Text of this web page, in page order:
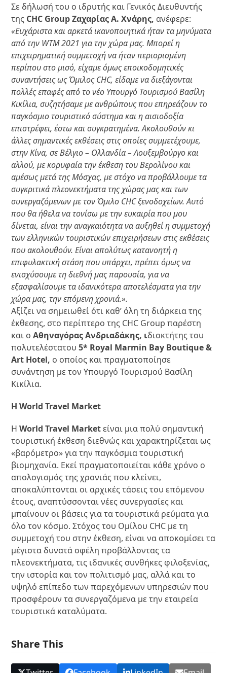
Σε δήλωσή του ο ιδρυτής και Γενικός Διευθυντής
της CHC Group Ζαχαρίας Α. Χνάρης, ανέφερε:
«Ευχάριστα και αρκετά ικανοποιητικά ήταν τα μηνύματα
από την WTM 2021 για την χώρα μας. Μπορεί η
επιχειρηματική συμμετοχή να ήταν περιορισμένη
περίπου στο μισό, είχαμε όμως εποικοδομητικές
συναντήσεις ως Όμιλος CHC, είδαμε να διεξάγονται
πολλές επαφές από το νέο Υπουργό Τουρισμού Βασίλη
Κικίλια, συζητήσαμε με ανθρώπους που επηρεάζουν το
παγκόσμιο τουριστικό σύστημα και η αισιοδοξία
επιστρέφει, έστω και συγκρατημένα. Ακολουθούν κι
άλλες σημαντικές εκθέσεις στις οποίες συμμετέχουμε,
στην Κίνα, σε Βέλγιο – Ολλανδία – Λουξεμβούργο και
αλλού, με κορυφαία την έκθεση του Βερολίνου και
αμέσως μετά της Μόσχας, με στόχο να προβάλλουμε τα
συγκριτικά πλεονεκτήματα της χώρας μας και των
συνεργαζόμενων με τον Όμιλο CHC ξενοδοχείων. Αυτό
που θα ήθελα να τονίσω με την ευκαιρία που μου
δίνεται, είναι την αναγκαιότητα να αυξηθεί η συμμετοχή
των ελληνικών τουριστικών επιχειρήσεων στις εκθέσεις
που ακολουθούν. Είναι απολύτως κατανοητή η
επιφυλακτική στάση που υπάρχει, πρέπει όμως να
ενισχύσουμε τη διεθνή μας παρουσία, για να
εξασφαλίσουμε τα ιδανικότερα αποτελέσματα για την
χώρα μας, την επόμενη χρονιά.».
Αξίζει να σημειωθεί ότι καθ’ όλη τη διάρκεια της
έκθεσης, στο περίπτερο της CHC Group παρέστη
και οΑθηναγόρας Ανδριαδάκης, ιδιοκτήτης του
πολυτελέστατου5* Royal Marmin Bay Boutique &
Art Hotel, ο οποίος και πραγματοποίησε
συνάντηση με τον Υπουργό Τουρισμού Βασίλη
Κικίλια.
Η World Travel Market
ΗWorld Travel Marketείναι μια πολύ σημαντική
τουριστική έκθεση διεθνώς και χαρακτηρίζεται ως
«βαρόμετρο» για την παγκόσμια τουριστική
βιομηχανία. Εκεί πραγματοποιείται κάθε χρόνο ο
απολογισμός της χρονιάς που κλείνει,
αποκαλύπτονται οι αρχικές τάσεις του επόμενου
έτους, αναπτύσσονται νέες συνεργασίες και
μπαίνουν οι βάσεις για τα τουριστικά ρεύματα για
όλο τον κόσμο. Στόχος του Ομίλου CHC με τη
συμμετοχή του στην έκθεση, είναι να αποκομίσει τα
μέγιστα δυνατά οφέλη προβάλλοντας τα
πλεονεκτήματα, τις ιδανικές συνθήκες φιλοξενίας,
την ιστορία και τον πολιτισμό μας, αλλά και το
υψηλό επίπεδο των παρεχόμενων υπηρεσιών που
προσφέρουν τα συνεργαζόμενα με την εταιρεία
τουριστικά καταλύματα.
Share This